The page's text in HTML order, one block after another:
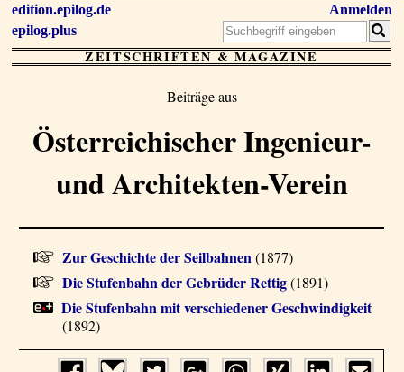
edition.epilog.de
epilog.plus
Anmelden
ZEITSCHRIFTEN & MAGAZINE
Beiträge aus
Österreichischer Ingenieur-
und Architekten-Verein
Zur Geschichte der Seilbahnen(1877)
Die Stufenbahn der Gebrüder Rettig(1891)
Die Stufenbahn mit verschiedener Geschwindigkeit
(1892)